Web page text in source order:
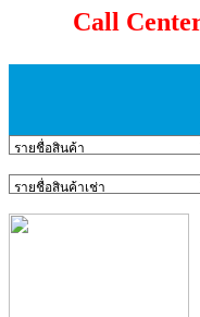
Call Center :